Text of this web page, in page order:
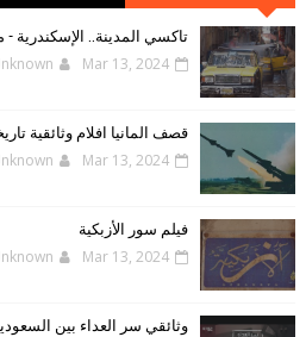
تاكسي المدينة.. الإسكندرية -
Mar 13, 2024
قصف المانيا افلام وثائقية
Mar 13, 2024
فيلم سور الأزبكية
Mar 13, 2024
وثائقي سر العداء بين